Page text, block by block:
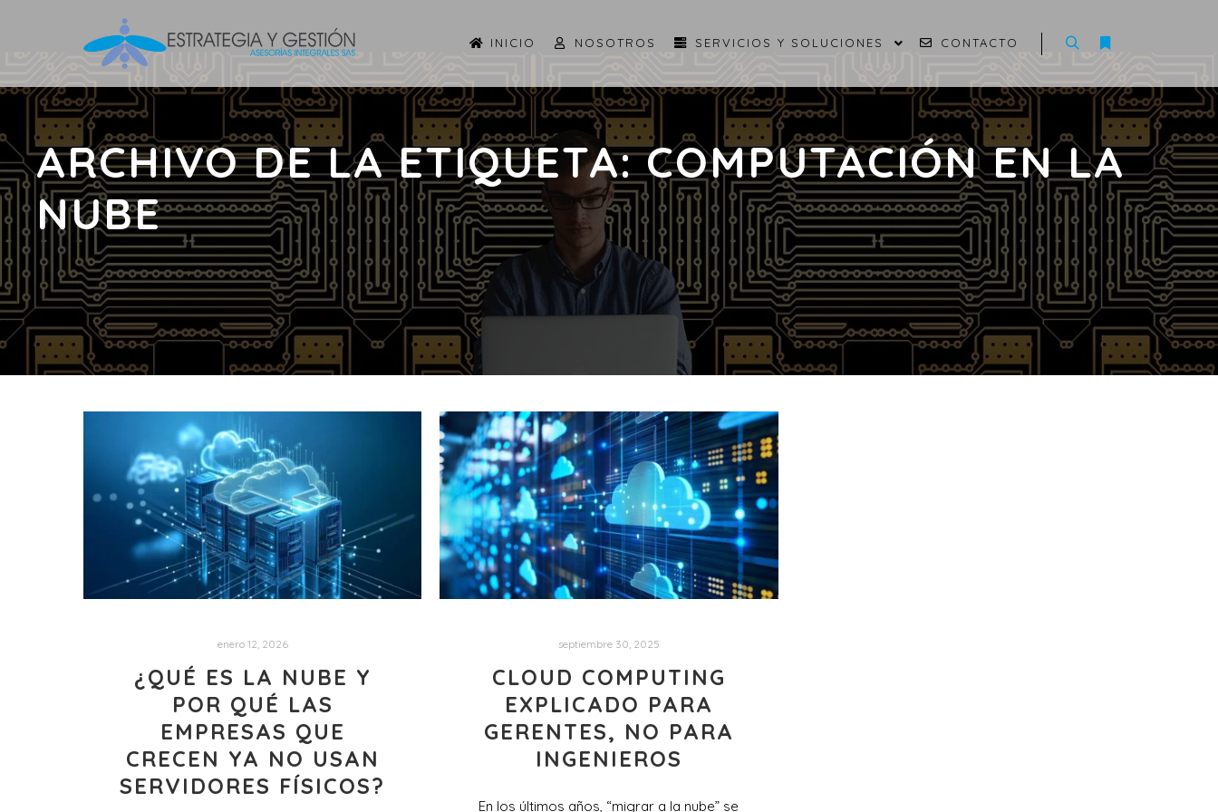
INICIO NOSOTROS SERVICIOS Y SOLUCIONES CONTACTO
ARCHIVO DE LA ETIQUETA:COMPUTACIÓN EN LA
NUBE
enero 12, 2026
¿QUÉ ES LA NUBE Y
POR QUÉ LAS
EMPRESAS QUE
CRECEN YA NO USAN
SERVIDORES FÍSICOS?
septiembre 30, 2025
CLOUD COMPUTING
EXPLICADO PARA
GERENTES, NO PARA
INGENIEROS
En los últimos años, “migrar a la nube” se